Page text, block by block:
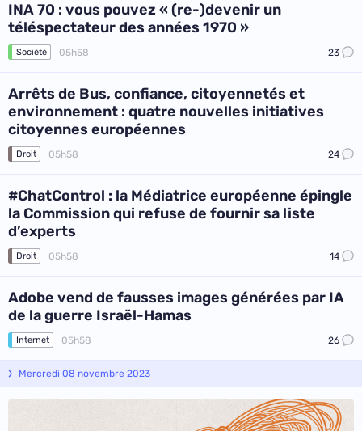
INA 70 : vous pouvez « (re-)devenir un
téléspectateur des années 1970 »
Société 05h58 23
Arrêts de Bus, confiance, citoyennetés et
environnement : quatre nouvelles initiatives
citoyennes européennes
Droit 05h58 24
#ChatControl : la Médiatrice européenne épingle
la Commission qui refuse de fournir sa liste
d’experts
Droit 05h58 14
Adobe vend de fausses images générées par IA
de la guerre Israël-Hamas
Internet 05h58 26
Mercredi 08 novembre 2023